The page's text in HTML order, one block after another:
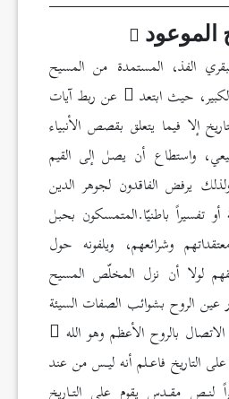
الفذ، المستمدة من المسيح
حيث ابتعد
عن ربط آيات
إلا فيما يتعلق بقصص الأنبياء
واستطاع أن يصل إلى القيم
يرفض الفاقدون لجوهر الدين
أو تفسيراً باطنيّا.المتمسكون بحبل
وشرائعهم، ويلفونه حول
لولا أن نزل المخلّص المسيح
عين الروح بشوائب الصفات السيئة
بالروح الأعظم وهو الله
التاريخ فاعـلم أنه ليـس من عند